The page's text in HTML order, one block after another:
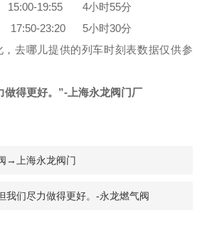
15:00-19:55 4小时55分
17:50-23:20 5小时30分
去哪儿提供的列车时刻表数据仅供参
做得更好。”-上海永龙阀门厂
→上海永龙阀门
我们尽力做得更好。-永龙燃气阀